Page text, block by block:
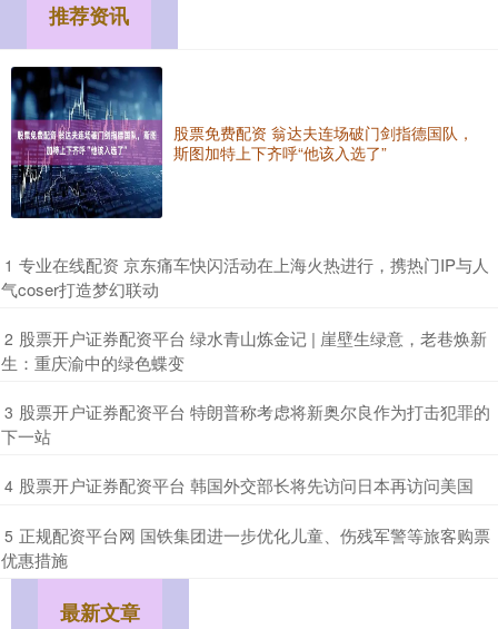
推荐资讯
股票免费配资 翁达夫连场破门剑指德国队，
斯图加特上下齐呼“他该入选了”
1 ​专业在线配资 京东痛车快闪活动在上海火热进行，携热门IP与人
气coser打造梦幻联动
2 ​股票开户证券配资平台 绿水青山炼金记 | 崖壁生绿意，老巷焕新
生：重庆渝中的绿色蝶变
3 ​股票开户证券配资平台 特朗普称考虑将新奥尔良作为打击犯罪的
下一站
4 ​股票开户证券配资平台 韩国外交部长将先访问日本再访问美国
5 ​正规配资平台网 国铁集团进一步优化儿童、伤残军警等旅客购票
优惠措施
最新文章